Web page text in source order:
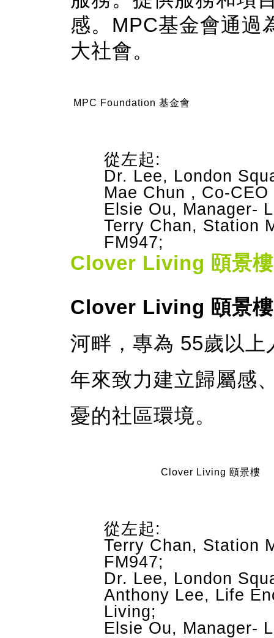
感。MPC基金會通過
大社會。
MPC Foundation 基金會
從左起:
Dr. Lee, London
Mae Chun , Co-
Elsie Ou, Manager-
Terry Chan, Station
FM947;
Clover Living 頤景樓
Clover Living 頤景樓
河畔，專為 55歲以
年來致力建立歸屬感
憂的社區環境。
Clover Living 頤景樓
從左起:
Terry Chan, Station
FM947;
Dr. Lee, London
Anthony Lee, Life
Living;
Elsie Ou, Manager-